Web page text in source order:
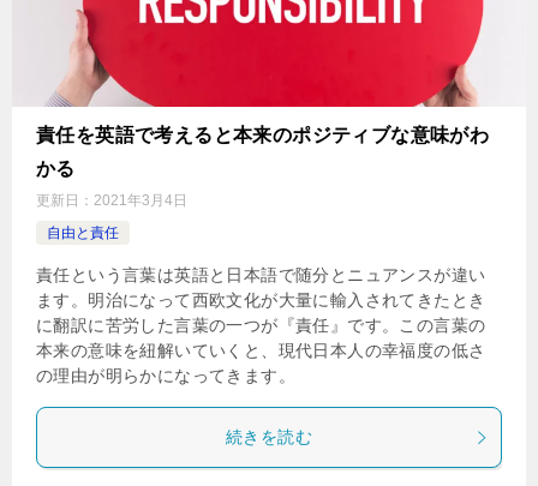
責任を英語で考えると本来のポジティブな意味がわ
かる
更新日： 2021年3月4日
自由と責任
責任という言葉は英語と日本語で随分とニュアンスが違い
ます。明治になって西欧文化が大量に輸入されてきたとき
に翻訳に苦労した言葉の一つが『責任』です。この言葉の
本来の意味を紐解いていくと、現代日本人の幸福度の低さ
の理由が明らかになってきます。
続きを読む